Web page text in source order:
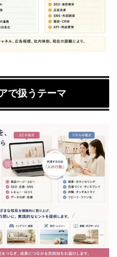
で扱うテーマ